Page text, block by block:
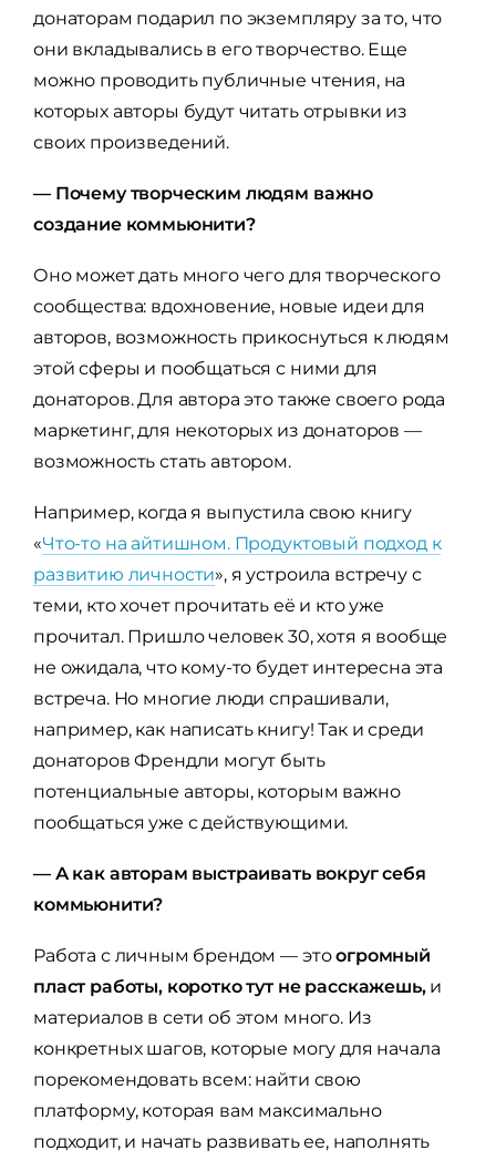
донаторам подарил по экземпляру за то, что
они вкладывались в его творчество. Еще
можно проводить публичные чтения, на
которых авторы будут читать отрывки из
своих произведений.
— Почему творческим людям важно
создание коммьюнити?
Оно может дать много чего для творческого
сообщества: вдохновение, новые идеи для
авторов, возможность прикоснуться к людям
этой сферы и пообщаться с ними для
донаторов. Для автора это также своего рода
маркетинг, для некоторых из донаторов —
возможность стать автором.
Например, когда я выпустила свою книгу
«Что-то на айтишном. Продуктовый подход к
развитию личности», я устроила встречу с
теми, кто хочет прочитать её и кто уже
прочитал. Пришло человек 30, хотя я вообще
не ожидала, что кому-то будет интересна эта
встреча. Но многие люди спрашивали,
например, как написать книгу! Так и среди
донаторов Френдли могут быть
потенциальные авторы, которым важно
пообщаться уже с действующими.
— А как авторам выстраивать вокруг себя
коммьюнити?
Работа с личным брендом — этоогромный
пласт работы, коротко тут не расскажешь, и
материалов в сети об этом много. Из
конкретных шагов, которые могу для начала
порекомендовать всем: найти свою
платформу, которая вам максимально
подходит, и начать развивать ее, наполнять